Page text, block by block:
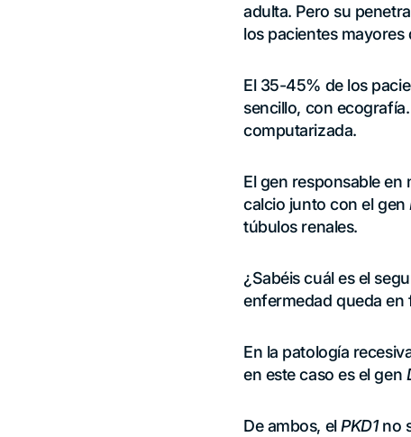
adulta. Pero su
los pacientes
El 35-45% de los
sencillo, con
computarizada.
El gen responsable en
calcio junto con el gen
túbulos renales.
¿Sabéis cuál es el
enfermedad queda en
En la patología
en este caso es el gen
De ambos, el PKD1 no